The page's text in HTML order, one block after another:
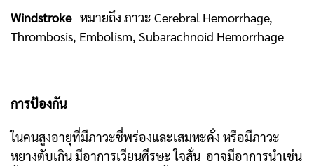
Windstroke หมายถึง ภาวะ Cerebral Hemorrhage,
Thrombosis, Embolism, Subarachnoid Hemorrhage
การป้องกัน
ในคนสูงอายุที่มีภาวะชี่พร่องและเสมหะคั่ง หรือมีภาวะ
หยางตับเกิน มีอาการเวียนศีรษะ ใจสั่น อาจมีอาการนำเช่น